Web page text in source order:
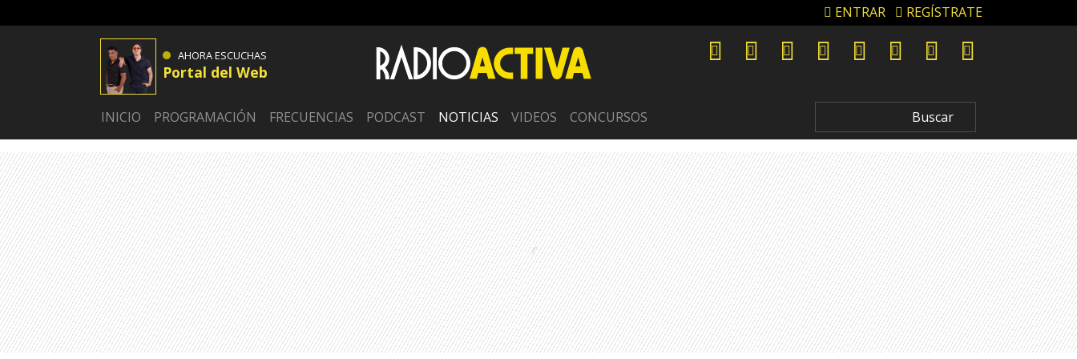
ENTRAR REGÍSTRATE
AHORA ESCUCHAS
Portal del Web
INICIO PROGRAMACIÓN FRECUENCIAS PODCAST NOTICIAS VIDEOS CONCURSOS